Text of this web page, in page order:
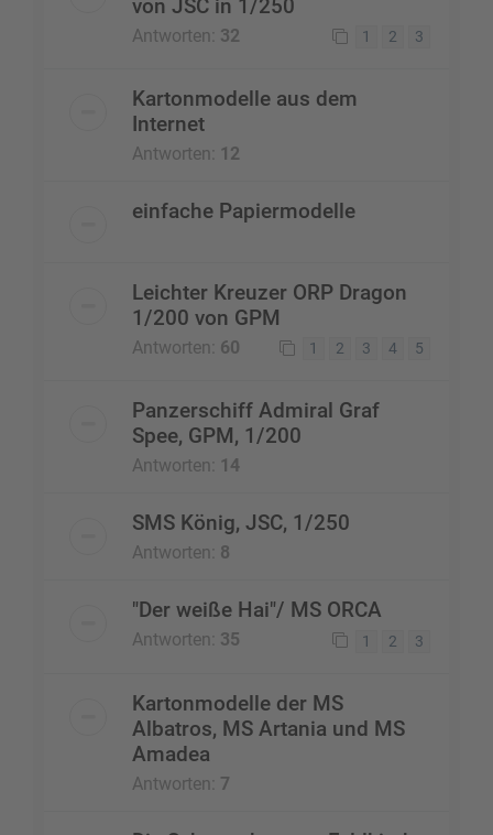
von JSC in 1/250
Antworten: 32 1 2 3
Kartonmodelle aus dem
Internet
Antworten: 12
einfache Papiermodelle
Leichter Kreuzer ORP Dragon
1/200 von GPM
Antworten: 60 1 2 3 4 5
Panzerschiff Admiral Graf
Spee, GPM, 1/200
Antworten: 14
SMS König, JSC, 1/250
Antworten: 8
"Der weiße Hai"/ MS ORCA
Antworten: 35 1 2 3
Kartonmodelle der MS
Albatros, MS Artania und MS
Amadea
Antworten: 7